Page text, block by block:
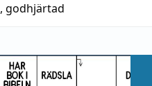
, godhjärtad